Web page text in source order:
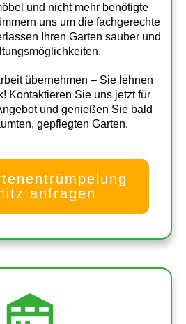
und nicht mehr benötigte
uns um die fachgerechte
Ihren Garten sauber und
übernehmen – Sie lehnen
Kontaktieren Sie uns jetzt für
und genießen Sie bald
gepflegten Garten.
anfragen